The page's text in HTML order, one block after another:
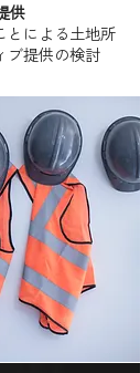
供
とによる土地所
ブ提供の検討